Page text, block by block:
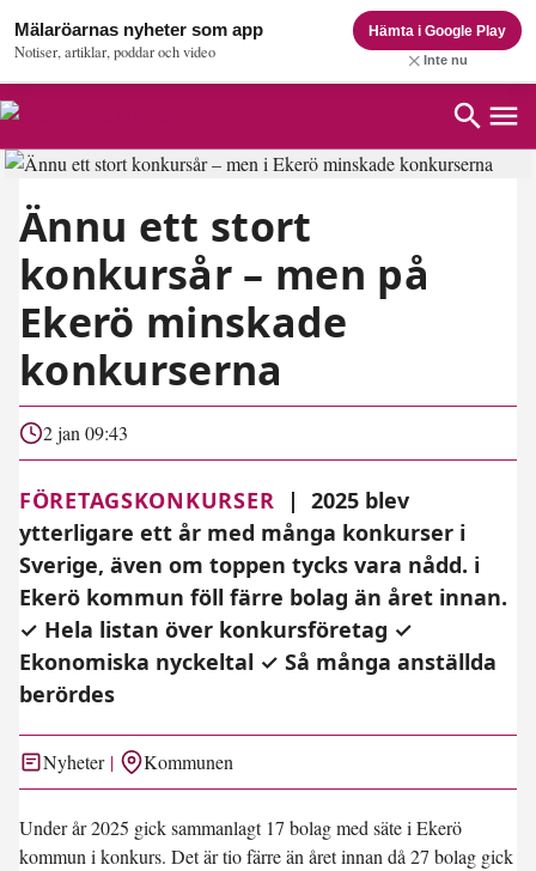
Mälaröarnas nyheter som app
Notiser, artiklar, poddar och video
Hämta i Google Play
Inte nu
Ännu ett stort
konkursår – men på
Ekerö minskade
konkurserna
2 jan 09:43
FÖRETAGSKONKURSER | 2025 blev
ytterligare ett år med många konkurser i
Sverige, även om toppen tycks vara nådd. i
Ekerö kommun föll färre bolag än året innan.
✓ Hela listan över konkursföretag ✓
Ekonomiska nyckeltal ✓ Så många anställda
berördes
Nyheter Kommunen
Under år 2025 gick sammanlagt 17 bolag med säte i Ekerö
kommun i konkurs. Det är tio färre än året innan då 27 bolag gick